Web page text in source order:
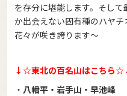
を存分に堪能します。そし
か出会えない固有種のハヤ
花々が咲き誇ります～
↓☆東北の百名山はこちら
・ 八幡平・岩手山・早池峰